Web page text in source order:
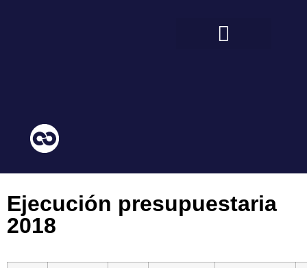
Ejecución presupuestaria
2018